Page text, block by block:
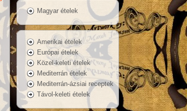
Magyar ételek
Amerikai ételek
Európai ételek
Közel-keleti ételek
Mediterrán ételek
Mediterrán-ázsiai receptek
Távol-keleti ételek